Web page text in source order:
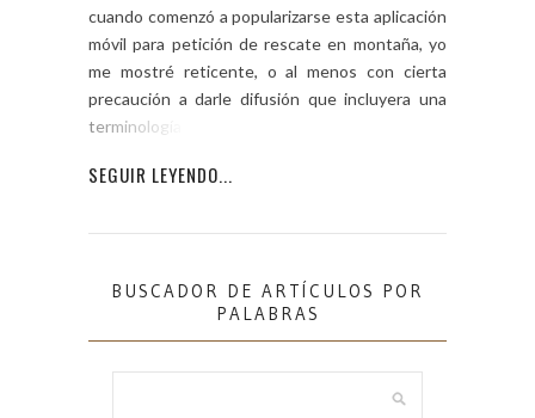
cuando comenzó a popularizarse esta aplicación
móvil para petición de rescate en montaña, yo
me mostré reticente, o al menos con cierta
precaución a darle difusión que incluyera una
terminología que […]
SEGUIR LEYENDO...
BUSCADOR DE ARTÍCULOS POR
PALABRAS